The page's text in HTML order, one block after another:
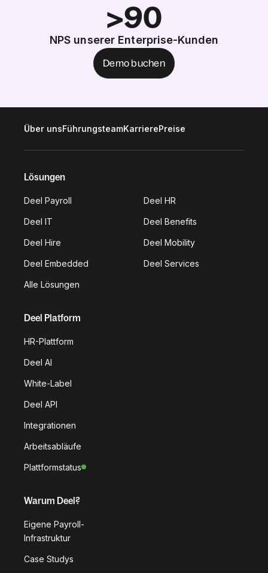
>90
NPS unserer Enterprise-Kunden
Demo buchen
Über unsFührungsteamKarrierePreise
Lösungen
Deel Payroll Deel HR
Deel IT Deel Benefits
Deel Hire Deel Mobility
Deel Embedded Deel Services
Alle Lösungen
Deel Platform
HR-Plattform
Deel AI
White-Label
Deel API
Integrationen
Arbeitsabläufe
Plattformstatus
Warum Deel?
Eigene Payroll-
Infrastruktur
Case Studys